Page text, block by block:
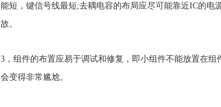
能短，键信号线最短;去耦电容的布局应尽可能靠近IC的
故。
3，组件的布置应易于调试和修复，即小组件不能放置在
会变得非常尴尬。